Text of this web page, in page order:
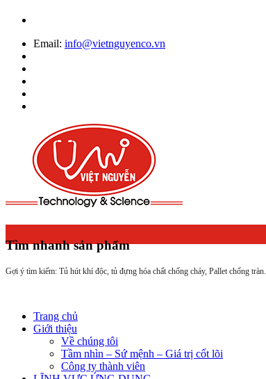
Email: info@vietnguyenco.vn
Tìm nhanh sản phẩm
Gợi ý tìm kiếm: Tủ hút khí độc, tủ đựng hóa chất chống cháy, Pallet chống tràn...
Trang chủ
Giới thiệu
Về chúng tôi
Tầm nhìn – Sứ mệnh – Giá trị cốt lõi
Công ty thành viên